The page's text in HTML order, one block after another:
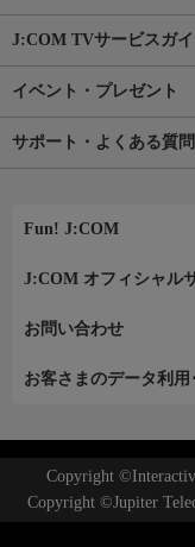
J:COM TVサービスガ
イベント・プレゼント
サポート・よくある質問
Fun! J:COM
J:COM オフィシャル
お問い合わせ
お客さまのデータ利
Copyright
Copyright ©Jupiter